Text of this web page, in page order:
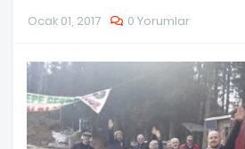
Ocak 01, 2017 0 Yorumlar